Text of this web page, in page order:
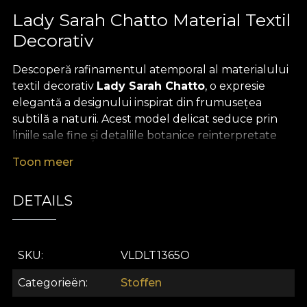
Lady Sarah Chatto Material Textil
Decorativ
Descoperă rafinamentul atemporal al materialului
textil decorativ Lady Sarah Chatto, o expresie
elegantă a designului inspirat din frumusețea
subtilă a naturii. Acest model delicat seduce prin
liniile sale fine și detaliile botanice reinterpretate
în orice spațiu. Pe fondul unor nuanțe neutre,
de lavandă pală, motivul cu ramuri stilizate și flori
plutitoare se distinge printr-un echilibru armonios
poezie și calm fiecărei încăperi.
Versatilitatea acestui material textil premium îți
permite să-l transformi cu ușurință atât în draperii
Toon meer
DETAILS
SKU VLDLT1365O
Categorieën Stoffen